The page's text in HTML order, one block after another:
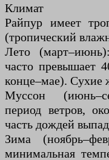
Климат
Райпур имеет
(тропический
Лето
часто превышает
конце–мае). Сухие
Муссон
период ветров,
часть дождей
Зима
минимальная